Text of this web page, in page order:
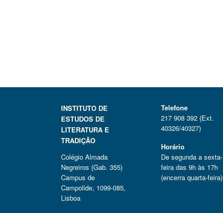
INSTITUTO DE
ESTUDOS DE
LITERATURA E
TRADIÇÃO
Colégio Almada
Negreiros (Gab. 355)
Campus de
Campolide, 1099-085,
Lisboa
Telefone
217 908 392 (Ext.
40326/40327)
Horário
De segunda a sexta-
feira das 9h às 17h
(encerra quarta-feira)